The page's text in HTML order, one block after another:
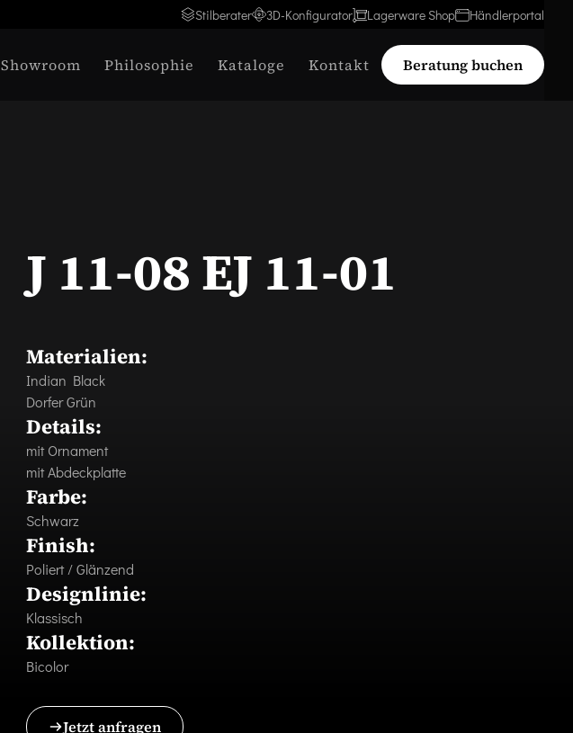
Stilberater 3D-Konfigurator Lagerware Shop Händlerportal
Showroom Philosophie Kataloge Kontakt Beratung buchen
J 11-08 EJ 11-01
Materialien:
Indian Black
Dorfer Grün
Details:
mit Ornament
mit Abdeckplatte
Farbe:
Schwarz
Finish:
Poliert / Glänzend
Designlinie:
Klassisch
Kollektion:
Bicolor
Jetzt anfragen